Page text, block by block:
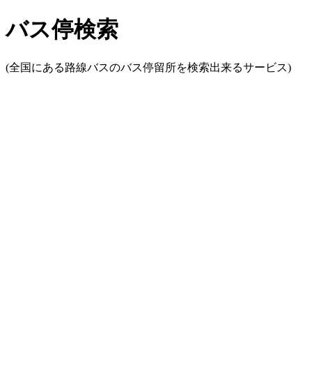
バス停検索
(全国にある路線バスのバス停留所を検索出来るサービス)